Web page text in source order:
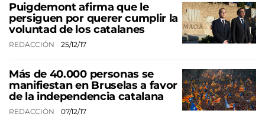
Puigdemont afirma que le
persiguen por querer cumplir la
voluntad de los catalanes
REDACCIÓN 25/12/17
Más de 40.000 personas se
manifiestan en Bruselas a favor
de la independencia catalana
REDACCIÓN 07/12/17